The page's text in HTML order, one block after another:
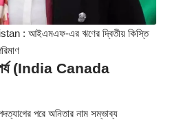
: আইএমএফ-এর ঋণের দ্বিতীয় কিস্তি
(India Canada
পরে অনিতার নাম সম্ভাব্য